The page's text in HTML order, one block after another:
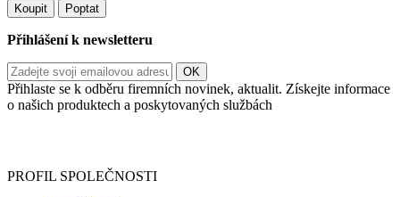
Koupit Poptat
Přihlášení k newsletteru
Přihlaste se k odběru firemních novinek, aktualit. Získejte informace
o našich produktech a poskytovaných službách
PROFIL SPOLEČNOSTI